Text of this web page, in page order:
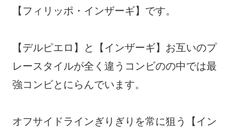
【フィリッポ・インザーギ】です。
【デルピエロ】と【インザーギ】お互いのプ
レースタイルが全く違うコンビのの中では最
強コンビとにらんでいます。
オフサイドラインぎりぎりを常に狙う【イン